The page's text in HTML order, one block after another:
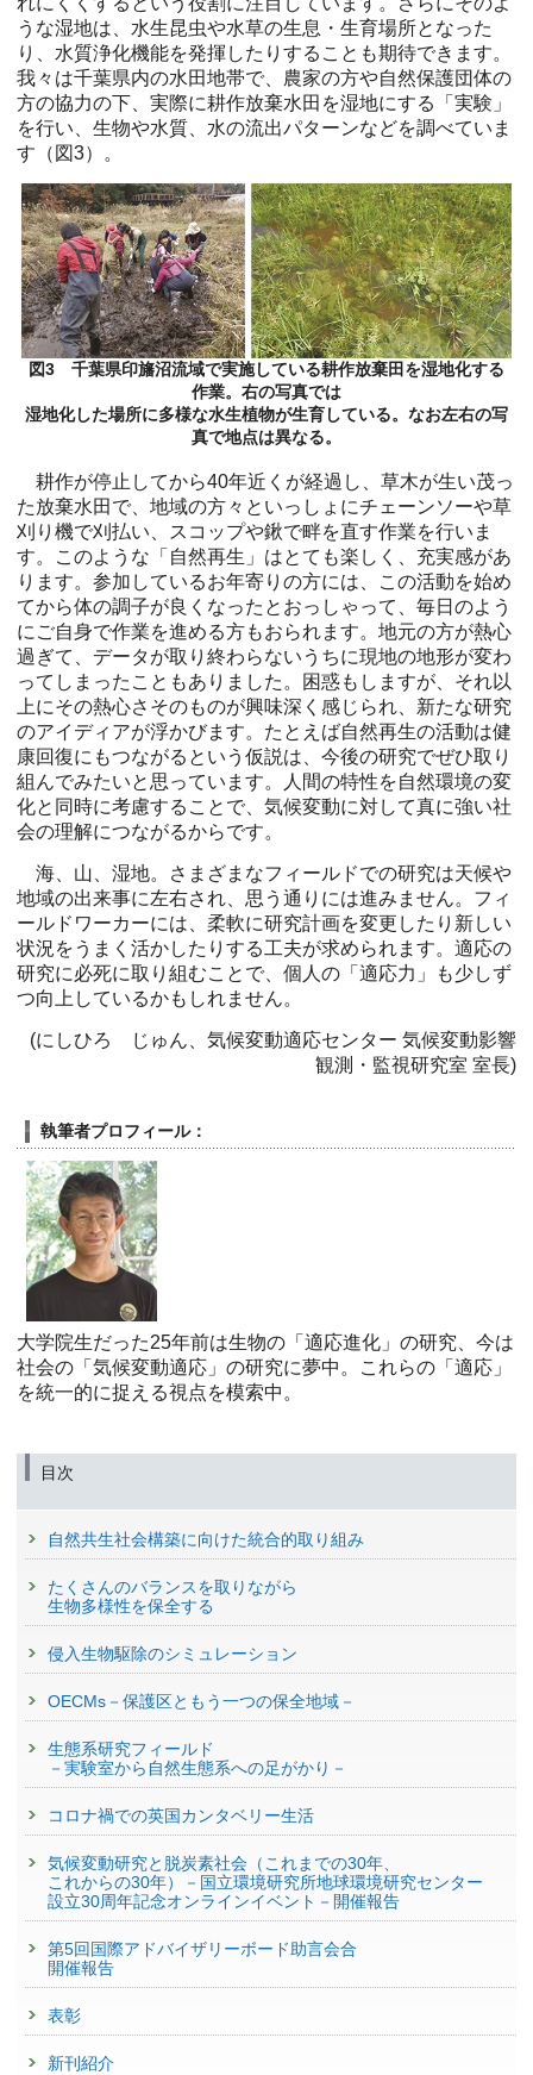
うな湿地は、水生昆虫や水草の生息・生育場所となった
り、水質浄化機能を発揮したりすることも期待できます。
我々は千葉県内の水田地帯で、農家の方や自然保護団体の
方の協力の下、実際に耕作放棄水田を湿地にする「実験」
を行い、生物や水質、水の流出パターンなどを調べていま
す（図3）。
図3 千葉県印旛沼流域で実施している耕作放棄田を湿地化する
作業。右の写真では
湿地化した場所に多様な水生植物が生育している。なお左右の写
真で地点は異なる。
耕作が停止してから40年近くが経過し、草木が生い茂っ
た放棄水田で、地域の方々といっしょにチェーンソーや草
刈り機で刈払い、スコップや鍬で畔を直す作業を行いま
す。このような「自然再生」はとても楽しく、充実感があ
ります。参加しているお年寄りの方には、この活動を始め
てから体の調子が良くなったとおっしゃって、毎日のよう
にご自身で作業を進める方もおられます。地元の方が熱心
過ぎて、データが取り終わらないうちに現地の地形が変わ
ってしまったこともありました。困惑もしますが、それ以
上にその熱心さそのものが興味深く感じられ、新たな研究
のアイディアが浮かびます。たとえば自然再生の活動は健
康回復にもつながるという仮説は、今後の研究でぜひ取り
組んでみたいと思っています。人間の特性を自然環境の変
化と同時に考慮することで、気候変動に対して真に強い社
会の理解につながるからです。
海、山、湿地。さまざまなフィールドでの研究は天候や
地域の出来事に左右され、思う通りには進みません。フィ
ールドワーカーには、柔軟に研究計画を変更したり新しい
状況をうまく活かしたりする工夫が求められます。適応の
研究に必死に取り組むことで、個人の「適応力」も少しず
つ向上しているかもしれません。
(にしひろ じゅん、気候変動適応センター 気候変動影響
観測・監視研究室 室長)
執筆者プロフィール：
大学院生だった25年前は生物の「適応進化」の研究、今は
社会の「気候変動適応」の研究に夢中。これらの「適応」
を統一的に捉える視点を模索中。
目次
自然共生社会構築に向けた統合的取り組み
たくさんのバランスを取りながら
生物多様性を保全する
侵入生物駆除のシミュレーション
OECMs－保護区ともう一つの保全地域－
生態系研究フィールド
－実験室から自然生態系への足がかり－
コロナ禍での英国カンタベリー生活
気候変動研究と脱炭素社会（これまでの30年、
これからの30年）－国立環境研究所地球環境研究センター
設立30周年記念オンラインイベント－開催報告
第5回国際アドバイザリーボード助言会合
開催報告
表彰
新刊紹介